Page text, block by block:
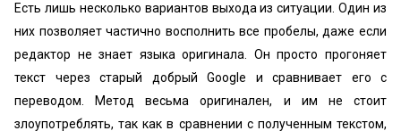
Есть лишь несколько вариантов выхода из ситуации. Один из
них позволяет частично восполнить все пробелы, даже если
редактор не знает языка оригинала. Он просто прогоняет
текст через старый добрый Google и сравнивает его с
переводом. Метод весьма оригинален, и им не стоит
злоупотреблять, так как в сравнении с полученным текстом,